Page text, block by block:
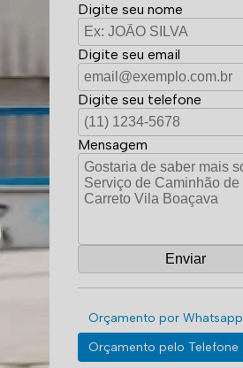
Digite seu nome
Digite seu email
Digite seu telefone
Mensagem
Orçamento por Whatsapp
Orçamento pelo Telefone